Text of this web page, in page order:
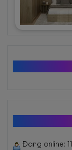
Đang online: 11